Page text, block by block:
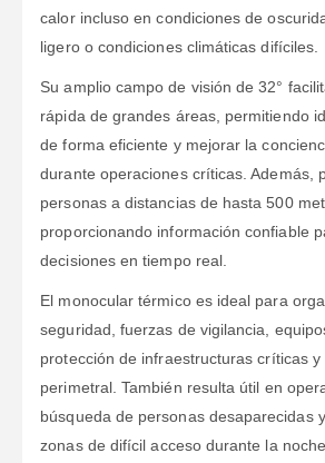
calor incluso en condiciones de
ligero o condiciones climáticas difíciles.
Su amplio campo de visión de 32°
rápida de grandes áreas, permitiendo
de forma eficiente y mejorar la
durante operaciones críticas. Además,
personas a distancias de hasta 500
proporcionando información confiable
decisiones en tiempo real.
El monocular térmico es ideal para
seguridad, fuerzas de vigilancia,
protección de infraestructuras críticas
perimetral. También resulta útil en
búsqueda de personas desaparecidas
zonas de difícil acceso durante la